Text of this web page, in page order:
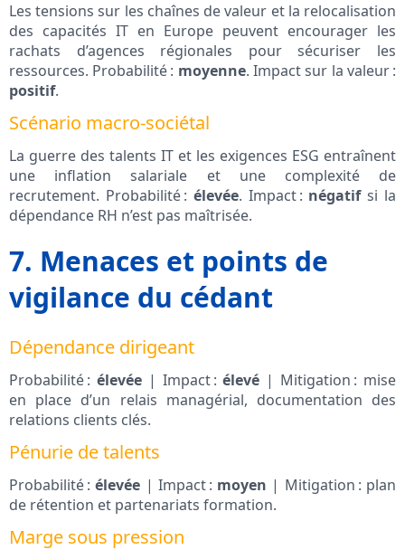
Les tensions sur les chaînes de valeur et la relocalisation
des capacités IT en Europe peuvent encourager les
rachats d’agences régionales pour sécuriser les
ressources. Probabilité : moyenne. Impact sur la valeur :
positif.
Scénario macro‑sociétal
La guerre des talents IT et les exigences ESG entraînent
une inflation salariale et une complexité de
recrutement. Probabilité : élevée. Impact : négatifsi la
dépendance RH n’est pas maîtrisée.
7. Menaces et points de
vigilance du cédant
Dépendance dirigeant
Probabilité : élevée| Impact :élevé | Mitigation : mise
en place d’un relais managérial, documentation des
relations clients clés.
Pénurie de talents
Probabilité :élevée | Impact : moyen | Mitigation : plan
de rétention et partenariats formation.
Marge sous pression